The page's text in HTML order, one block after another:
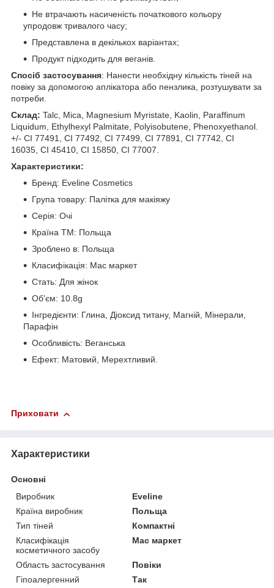
Не втрачають насиченість початкового кольору
упродовж тривалого часу;
Представлена в декількох варіантах;
Продукт підходить для веганів.
Спосіб застосування: Нанести необхідну кількість тіней на
повіку за допомогою аплікатора або пензлика, розтушувати за
потреби.
Склад: Talc, Mica, Magnesium Myristate, Kaolin, Paraffinum
Liquidum, Ethylhexyl Palmitate, Polyisobutene, Phenoxyethanol.
+/- CI 77491, CI 77492, CI 77499, CI 77891, CI 77742, CI
16035, CI 45410, CI 15850, CI 77007.
Характеристики:
Бренд: Eveline Cosmetics
Група товару: Палітка для макіяжу
Серія: Очі
Країна ТМ: Польща
Зроблено в: Польща
Класифікація: Мас маркет
Стать: Для жінок
Об'єм: 10.8g
Інгредієнти: Глина, Діоксид титану, Магній, Мінерали,
Парафін
Особливість: Веганська
Ефект: Матовий, Мерехтливий.
Приховати
Характеристики
Основні
Виробник
Eveline
Країна виробник
Польща
Тип тіней
Компактні
Класифікація
косметичного засобу
Мас маркет
Область застосування
Повіки
Гіпоалергенний
Так